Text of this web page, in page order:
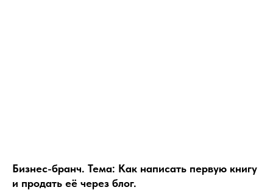
Бизнес-бранч. Тема: Как написать первую книгу
и продать её через блог.